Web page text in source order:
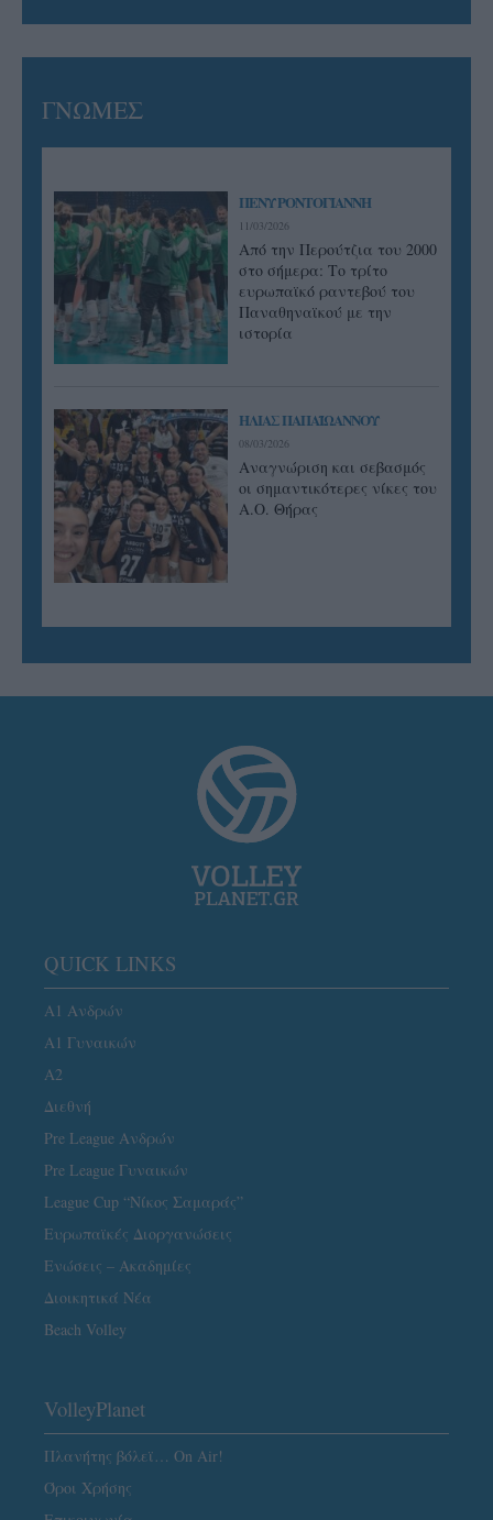
ΓΝΩΜΕΣ
ΠΕΝΥ ΡΟΝΤΟΓΙΑΝΝΗ
11/03/2026
Από την Περούτζια του 2000
στο σήμερα: Tο τρίτο
ευρωπαϊκό ραντεβού του
Παναθηναϊκού με την
ιστορία
ΗΛΙΑΣ ΠΑΠΑΪΩΑΝΝΟΥ
08/03/2026
Αναγνώριση και σεβασμός
οι σημαντικότερες νίκες του
Α.Ο. Θήρας
QUICK LINKS
Α1 Ανδρών
Α1 Γυναικών
A2
Διεθνή
Pre League Ανδρών
Pre League Γυναικών
League Cup “Νίκος Σαμαράς”
Ευρωπαϊκές Διοργανώσεις
Ενώσεις – Ακαδημίες
Διοικητικά Νέα
Beach Volley
VolleyPlanet
Πλανήτης βόλεϊ… On Air!
Όροι Χρήσης